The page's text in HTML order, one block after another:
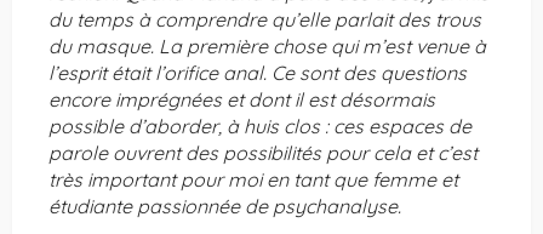
du temps à comprendre qu’elle parlait des trous
du masque. La première chose qui m’est venue à
l’esprit était l’orifice anal. Ce sont des questions
encore imprégnées et dont il est désormais
possible d’aborder, à huis clos : ces espaces de
parole ouvrent des possibilités pour cela et c’est
très important pour moi en tant que femme et
étudiante passionnée de psychanalyse.